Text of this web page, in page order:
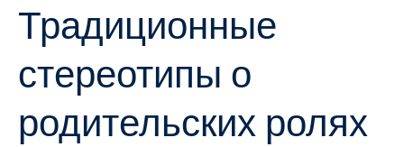
Традиционные
стереотипы о
родительских ролях